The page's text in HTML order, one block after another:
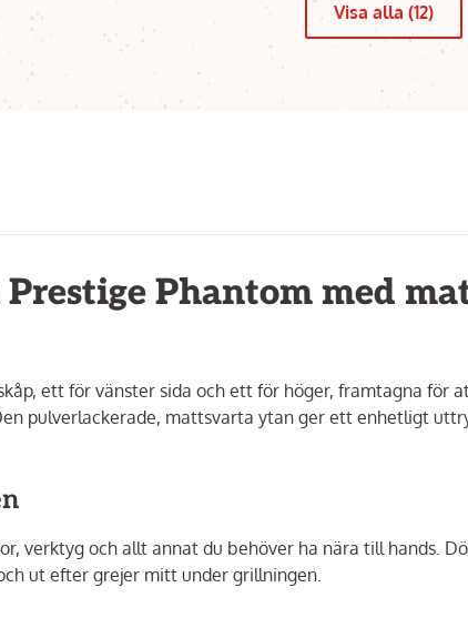
Visa alla (12)
Phantom med
ett för vänster sida och ett för höger, framtagna för
pulverlackerade, mattsvarta ytan ger ett enhetligt
verktyg och allt annat du behöver ha nära till hands.
ut efter grejer mitt under grillningen.